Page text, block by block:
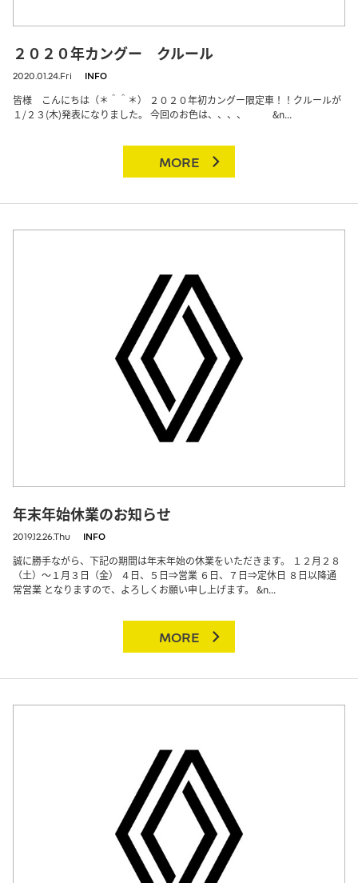
２０２０年カングー クルール
2020.01.24.Fri INFO
皆様 こんにちは（＊＾＾＊） ２０２０年初カングー限定車！！クルールが
１/２３(木)発表になりました。 今回のお色は、、、、 &n...
MORE
年末年始休業のお知らせ
2019.12.26.Thu INFO
誠に勝手ながら、下記の期間は年末年始の休業をいただきます。 １２月２８
（土）～１月３日（金） ４日、５日⇒営業 ６日、７日⇒定休日 ８日以降通
常営業 となりますので、よろしくお願い申し上げます。 &n...
MORE